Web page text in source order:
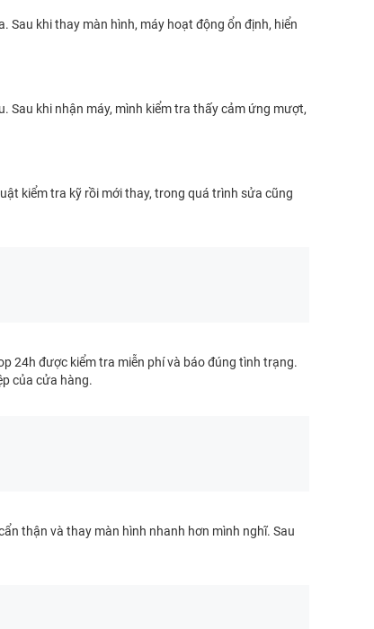
Sau khi thay màn hình, máy hoạt động ổn định, hiển
Sau khi nhận máy, mình kiểm tra thấy cảm ứng mượt,
kiểm tra kỹ rồi mới thay, trong quá trình sửa cũng
24h được kiểm tra miễn phí và báo đúng tình trạng.
của cửa hàng.
thận và thay màn hình nhanh hơn mình nghĩ. Sau